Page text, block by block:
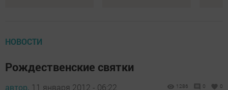
НОВОСТИ
Рождественские святки
автор, 11 января 2012 - 06:22 1286 0 0